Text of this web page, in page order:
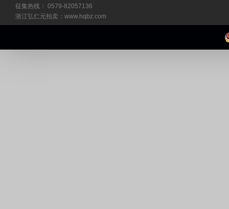
征集热线： 0579-82057136
浙江弘仁元拍卖：www.hqbz.com